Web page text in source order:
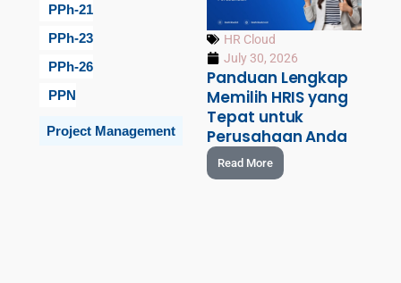
PPh-21
PPh-23
PPh-26
PPN
Project Management
HR Cloud
July 30, 2026
Panduan Lengkap
Memilih HRIS yang
Tepat untuk
Perusahaan Anda
Read More